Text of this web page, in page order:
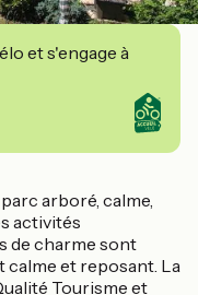
et s'engage à
arboré, calme,
activités
de charme sont
calme et reposant. La
Tourisme et